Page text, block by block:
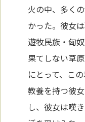
火の中、多く
かった。彼女
遊牧民族・匈
果てしない草
にとって、こ
教養を持つ彼
し、彼女は嘆